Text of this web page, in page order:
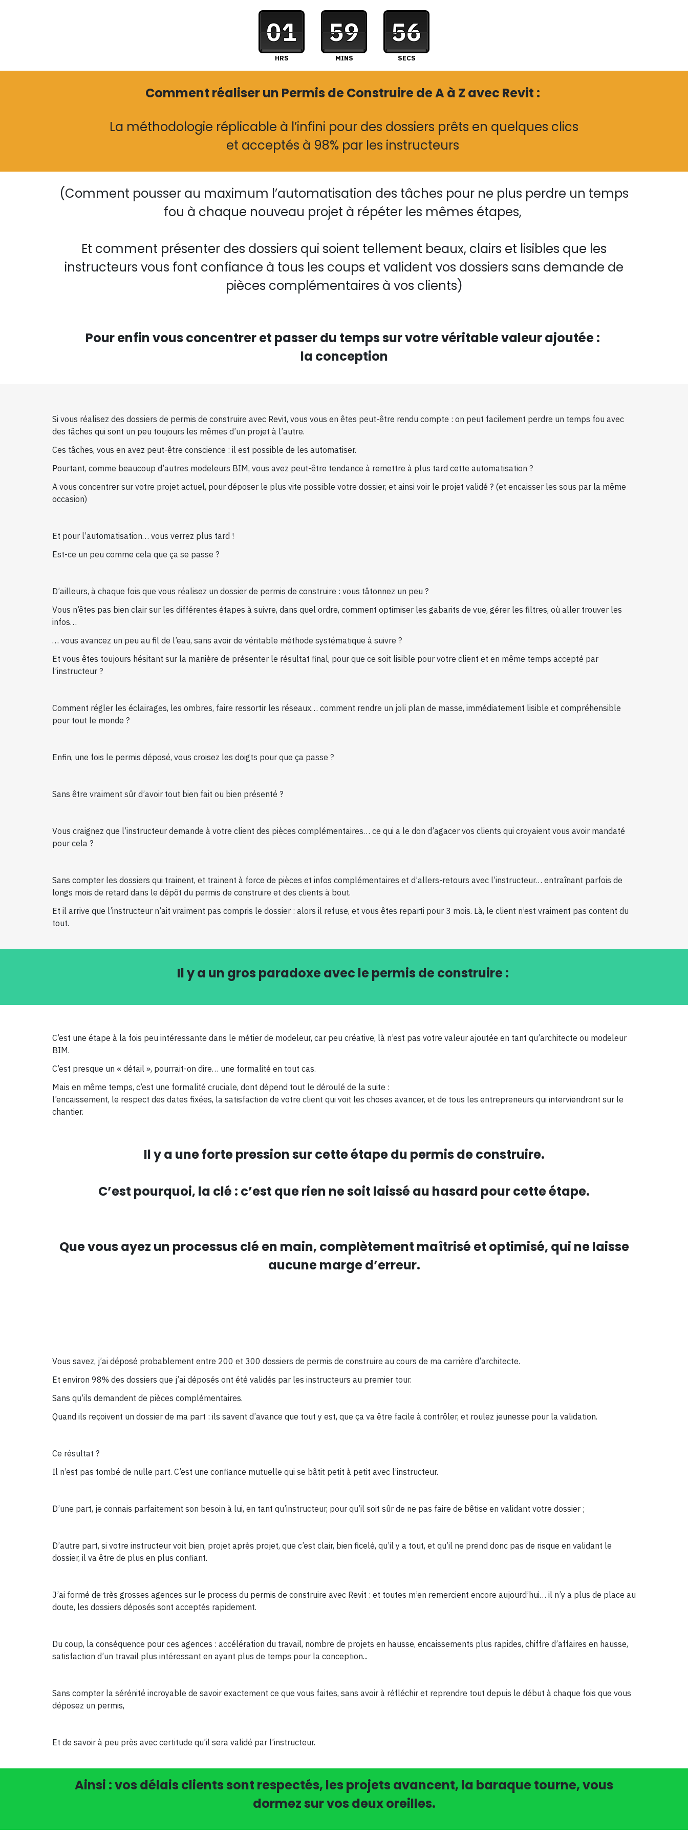
01
HRS
59
MINS
55
SECS
Comment réaliser un Permis de Construire de A à Z avec Revit :
La méthodologie réplicable à l’infini pour des dossiers prêts en quelques clics
et acceptés à 98% par les instructeurs
(Comment pousser au maximum l’automatisation des tâches pour ne plus perdre un temps
fou à chaque nouveau projet à répéter les mêmes étapes,
Et comment présenter des dossiers qui soient tellement beaux, clairs et lisibles que les
instructeurs vous font confiance à tous les coups et valident vos dossiers sans demande de
pièces complémentaires à vos clients)
Pour enfin vous concentrer et passer du temps sur votre véritable valeur ajoutée :
la conception
Si vous réalisez des dossiers de permis de construire avec Revit, vous vous en êtes peut-être rendu compte : on peut facilement perdre un temps fou avec
des tâches qui sont un peu toujours les mêmes d’un projet à l’autre.
Ces tâches, vous en avez peut-être conscience : il est possible de les automatiser.
Pourtant, comme beaucoup d’autres modeleurs BIM, vous avez peut-être tendance à remettre à plus tard cette automatisation ?
A vous concentrer sur votre projet actuel, pour déposer le plus vite possible votre dossier, et ainsi voir le projet validé ? (et encaisser les sous par la même
occasion)
Et pour l’automatisation… vous verrez plus tard !
Est-ce un peu comme cela que ça se passe ?
D’ailleurs, à chaque fois que vous réalisez un dossier de permis de construire : vous tâtonnez un peu ?
Vous n’êtes pas bien clair sur les différentes étapes à suivre, dans quel ordre, comment optimiser les gabarits de vue, gérer les filtres, où aller trouver les
infos…
… vous avancez un peu au fil de l’eau, sans avoir de véritable méthode systématique à suivre ?
Et vous êtes toujours hésitant sur la manière de présenter le résultat final, pour que ce soit lisible pour votre client et en même temps accepté par
l’instructeur ?
Comment régler les éclairages, les ombres, faire ressortir les réseaux… comment rendre un joli plan de masse, immédiatement lisible et compréhensible
pour tout le monde ?
Enfin, une fois le permis déposé, vous croisez les doigts pour que ça passe ?
Sans être vraiment sûr d’avoir tout bien fait ou bien présenté ?
Vous craignez que l’instructeur demande à votre client des pièces complémentaires… ce qui a le don d’agacer vos clients qui croyaient vous avoir mandaté
pour cela ?
Sans compter les dossiers qui trainent, et trainent à force de pièces et infos complémentaires et d’allers-retours avec l’instructeur… entraînant parfois de
longs mois de retard dans le dépôt du permis de construire et des clients à bout.
Et il arrive que l’instructeur n’ait vraiment pas compris le dossier : alors il refuse, et vous êtes reparti pour 3 mois. Là, le client n’est vraiment pas content du
tout.
Il y a un gros paradoxe avec le permis de construire :
C’est une étape à la fois peu intéressante dans le métier de modeleur, car peu créative, là n’est pas votre valeur ajoutée en tant qu’architecte ou modeleur
BIM.
C’est presque un « détail », pourrait-on dire… une formalité en tout cas.
Mais en même temps, c’est une formalité cruciale, dont dépend tout le déroulé de la suite :
l’encaissement, le respect des dates fixées, la satisfaction de votre client qui voit les choses avancer, et de tous les entrepreneurs qui interviendront sur le
chantier.
Il y a une forte pression sur cette étape du permis de construire.
C’est pourquoi, la clé : c’est que rien ne soit laissé au hasard pour cette étape.
Que vous ayez un processus clé en main, complètement maîtrisé et optimisé, qui ne laisse
aucune marge d’erreur.
Vous savez, j’ai déposé probablement entre 200 et 300 dossiers de permis de construire au cours de ma carrière d’architecte.
Et environ 98% des dossiers que j’ai déposés ont été validés par les instructeurs au premier tour.
Sans qu’ils demandent de pièces complémentaires.
Quand ils reçoivent un dossier de ma part : ils savent d’avance que tout y est, que ça va être facile à contrôler, et roulez jeunesse pour la validation.
Ce résultat ?
Il n’est pas tombé de nulle part. C’est une confiance mutuelle qui se bâtit petit à petit avec l’instructeur.
D’une part, je connais parfaitement son besoin à lui, en tant qu’instructeur, pour qu’il soit sûr de ne pas faire de bêtise en validant votre dossier ;
D’autre part, si votre instructeur voit bien, projet après projet, que c’est clair, bien ficelé, qu’il y a tout, et qu’il ne prend donc pas de risque en validant le
dossier, il va être de plus en plus confiant.
J’ai formé de très grosses agences sur le process du permis de construire avec Revit : et toutes m’en remercient encore aujourd’hui… il n’y a plus de place au
doute, les dossiers déposés sont acceptés rapidement.
Du coup, la conséquence pour ces agences : accélération du travail, nombre de projets en hausse, encaissements plus rapides, chiffre d’affaires en hausse,
satisfaction d’un travail plus intéressant en ayant plus de temps pour la conception...
Sans compter la sérénité incroyable de savoir exactement ce que vous faites, sans avoir à réfléchir et reprendre tout depuis le début à chaque fois que vous
déposez un permis,
Et de savoir à peu près avec certitude qu’il sera validé par l’instructeur.
Ainsi : vos délais clients sont respectés, les projets avancent, la baraque tourne, vous
dormez sur vos deux oreilles.